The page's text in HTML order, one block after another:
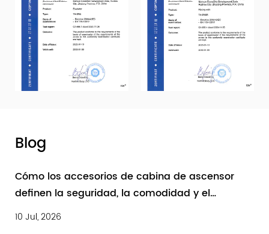
Blog
Cómo los accesorios de cabina de ascensor
definen la seguridad, la comodidad y el
rendimiento a largo plazo
10 Jul, 2026